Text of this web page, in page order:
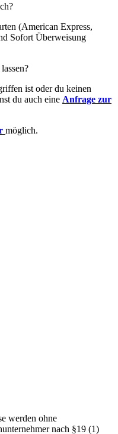
(American Express,
Sofort Überweisung
ist oder du keinen
du auch eine Anfrage zur
möglich.
werden ohne
nach §19 (1)